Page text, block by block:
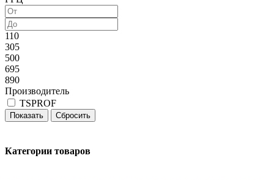
110
305
500
695
890
Производитель
TSPROF
Категории товаров